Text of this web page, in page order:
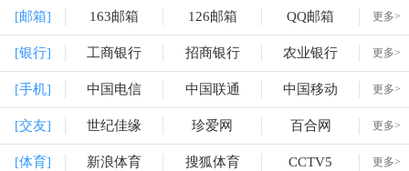
[邮箱] 163邮箱 126邮箱 QQ邮箱 更多>
[银行] 工商银行 招商银行 农业银行 更多>
[手机] 中国电信 中国联通 中国移动 更多>
[交友] 世纪佳缘 珍爱网 百合网 更多>
[体育] 新浪体育 搜狐体育 CCTV5 更多>